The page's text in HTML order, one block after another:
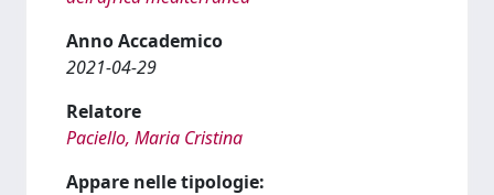
Anno Accademico
2021-04-29
Relatore
Paciello, Maria Cristina
Appare nelle tipologie: